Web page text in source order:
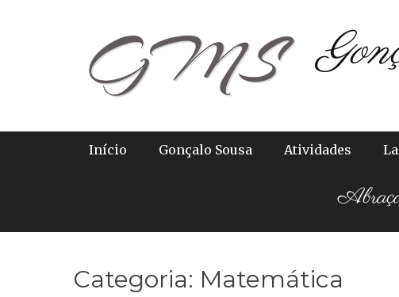
Primary Menu
Início Gonçalo Sousa Atividades
Categoria: Matemática